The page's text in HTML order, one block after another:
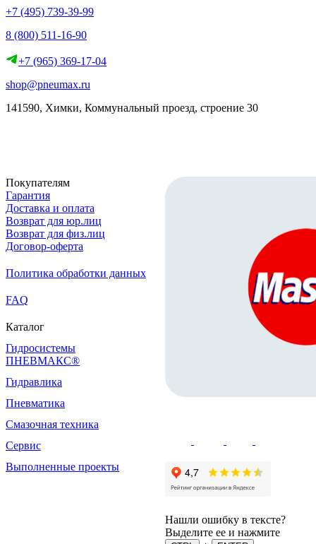
+7 (495) 739-39-99
8 (800) 511-16-90
+7 (965) 369-17-04
shop@pneumax.ru
141590, Химки, Коммунальный проезд, строение 30
Покупателям
Гарантия
Доставка и оплата
Возврат для юр.лиц
Возврат для физ.лиц
Договор-оферта
Политика обработки данных
FAQ
Каталог
Гидросистемы
ПНЕВМАКС®
Гидравлика
Пневматика
Смазочная техника
Сервис
Выполненные проекты
Нашли ошибку в тексте?
Выделите ее и нажмите